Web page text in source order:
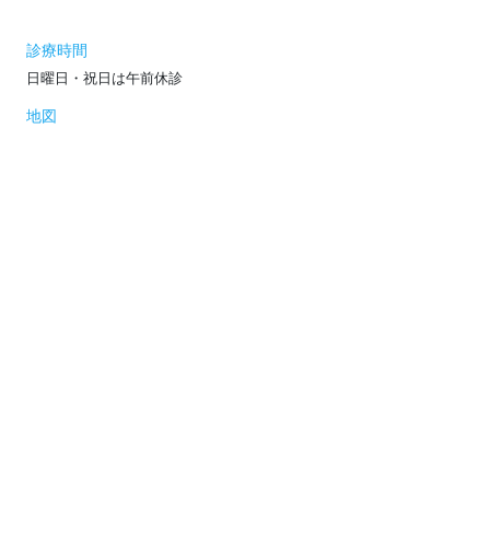
診療時間
日曜日・祝日は午前休診
地図